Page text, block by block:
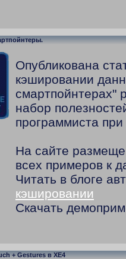
Опубликована
кэшировании
смартпойнтерах"
набор
программиста
На сайте
всех примеров к
Читать в блоге
кэшировании
Скачать
+ Gestures в XE4